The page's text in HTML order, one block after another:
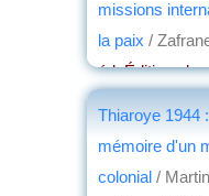
missions
la paix /
éd. Éditions
Thiaroye 1944
mémoire d'un
colonial /